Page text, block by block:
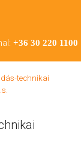
+36 30 220 1100
technikai